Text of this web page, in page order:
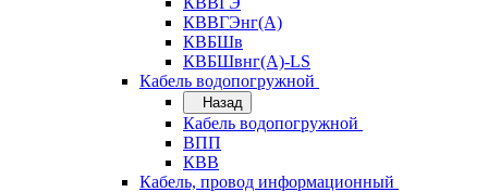
КВВГЭнг(А)
КВБШв
КВБШвнг(А)-LS
Кабель водопогружной
Назад
Кабель водопогружной
ВПП
КВВ
Кабель, провод информационный